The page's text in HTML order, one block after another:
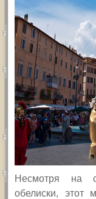
Несмотря на
обелиски,